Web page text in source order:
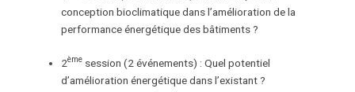
conception bioclimatique dans l’amélioration de la
performance énergétique des bâtiments ?
2èmesession (2 événements) : Quel potentiel
d’amélioration énergétique dans l’existant ?